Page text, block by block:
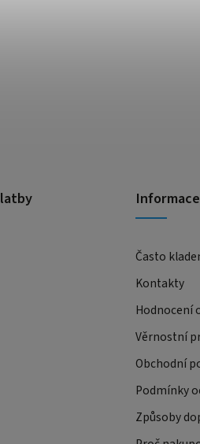
Často
Kontakty
Hodnocení
Věrnostní
Obchodní
Podmínky
Způsoby